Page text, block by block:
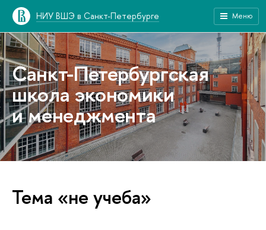
НИУ ВШЭ в Санкт-Петербурге Меню
Санкт-Петербургская
школа экономики
и менеджмента
Тема «не учеба»